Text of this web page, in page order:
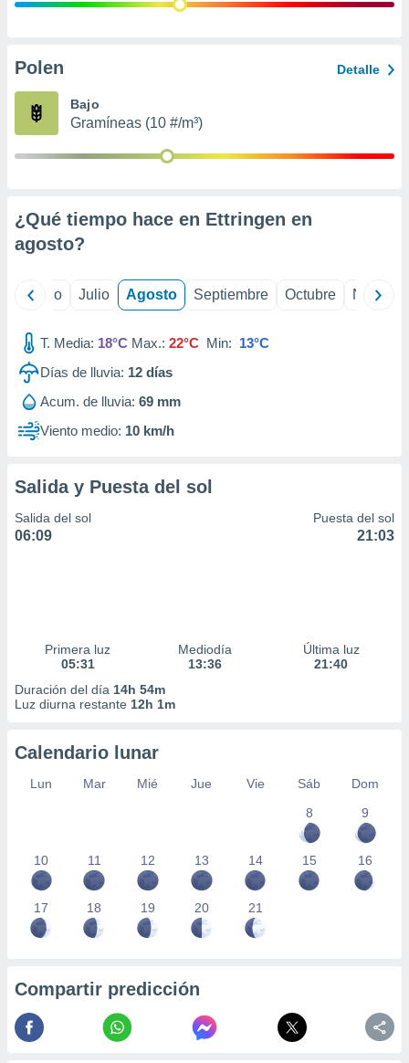
e
publicidad
Polen Detalle
Bajo
Gramíneas (10 #/m³)
¿Qué tiempo hace en Ettringen en
agosto?
Junio Julio Agosto Septiembre Octubre
T. Media: 18°C Max.: 22°C Min: 13°C
Días de lluvia: 12 días
Acum. de lluvia: 69 mm
Viento medio: 10 km/h
Salida y Puesta del sol
Salida del sol
06:09
Puesta del sol
21:03
Primera luz
05:31
Mediodía
13:36
Última luz
21:40
Duración del día 14h 54m
Luz diurna restante 12h 1m
Calendario lunar
Lun Mar Mié Jue Vie Sáb
Dom
8
9
10 11 12 13 14 15 16
17 18 19 20 21
Compartir predicción